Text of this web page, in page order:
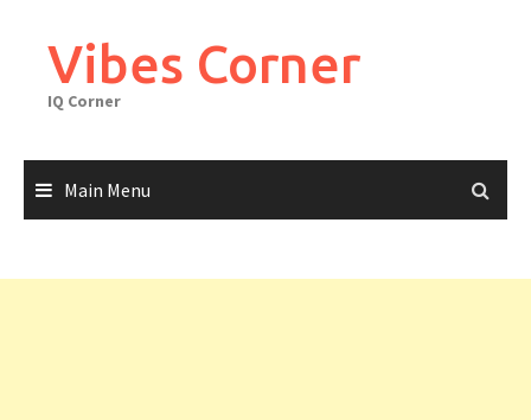
contentVibes Corner
IQ Corner
Main Menu